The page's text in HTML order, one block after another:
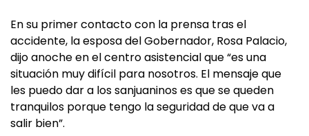
En su primer contacto con la prensa tras el
accidente, la esposa del Gobernador, Rosa Palacio,
dijo anoche en el centro asistencial que “es una
situación muy difícil para nosotros. El mensaje que
les puedo dar a los sanjuaninos es que se queden
tranquilos porque tengo la seguridad de que va a
salir bien”.